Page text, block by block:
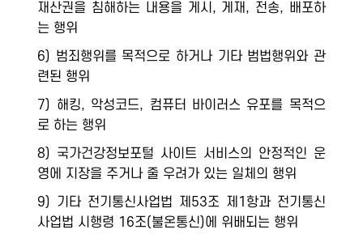
재산권을 침해하는 내용을 게시, 게재, 전송, 배포하
는 행위
6) 범죄행위를 목적으로 하거나 기타 범법행위와 관
련된 행위
7) 해킹, 악성코드, 컴퓨터 바이러스 유포를 목적으
로 하는 행위
8) 국가건강정보포털 사이트 서비스의 안정적인 운
영에 지장을 주거나 줄 우려가 있는 일체의 행위
9) 기타 전기통신사업법 제53조 제1항과 전기통신
사업법 시행령 16조(불온통신)에 위배되는 행위